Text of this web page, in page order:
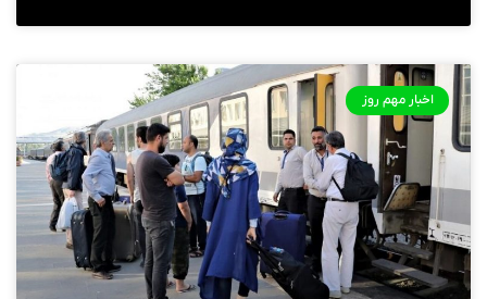
اخبار مهم روز